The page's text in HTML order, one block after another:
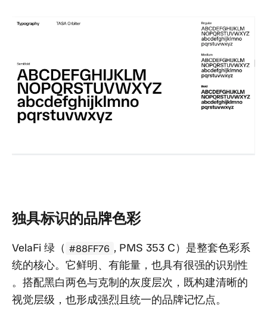
独具标识的品牌色彩
VelaFi 绿（ #88FF76 , PMS 353 C）是整套色彩系
统的核心。它鲜明、有能量，也具有很强的识别性
。搭配黑白两色与克制的灰度层次，既构建清晰的
视觉层级，也形成强烈且统一的品牌记忆点。